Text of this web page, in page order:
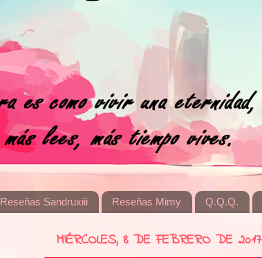
Reseñas Sandruxiii Reseñas Mimy Q.Q.Q.
MIÉRCOLES, 8 DE FEBRERO DE 2017